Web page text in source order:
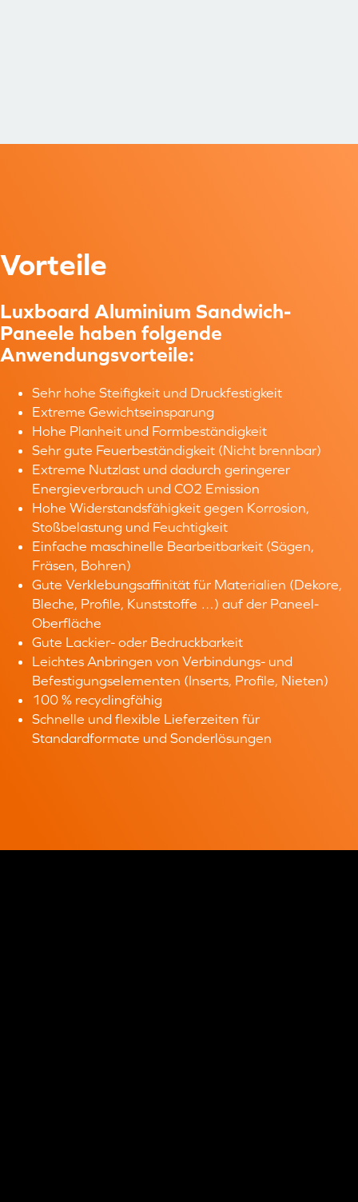
Vorteile
Luxboard Aluminium Sandwich-
Paneele haben folgende
Anwendungsvorteile:
Sehr hohe Steifigkeit und Druckfestigkeit
Extreme Gewichtseinsparung
Hohe Planheit und Formbeständigkeit
Sehr gute Feuerbeständigkeit (Nicht brennbar)
Extreme Nutzlast und dadurch geringerer
Energieverbrauch und CO2 Emission
Hohe Widerstandsfähigkeit gegen Korrosion,
Stoßbelastung und Feuchtigkeit
Einfache maschinelle Bearbeitbarkeit (Sägen,
Fräsen, Bohren)
Gute Verklebungsaffinität für Materialien (Dekore,
Bleche, Profile, Kunststoffe …) auf der Paneel-
Oberfläche
Gute Lackier- oder Bedruckbarkeit
Leichtes Anbringen von Verbindungs- und
Befestigungselementen (Inserts, Profile, Nieten)
100 % recyclingfähig
Schnelle und flexible Lieferzeiten für
Standardformate und Sonderlösungen